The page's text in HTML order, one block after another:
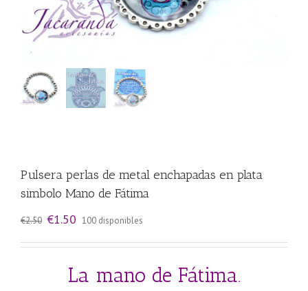
Pulsera perlas de metal enchapadas en plata
simbolo Mano de Fátima
€2.50 El
original
€2.50.
€1.50 El
actual
100 disponibles
La mano de Fátima.